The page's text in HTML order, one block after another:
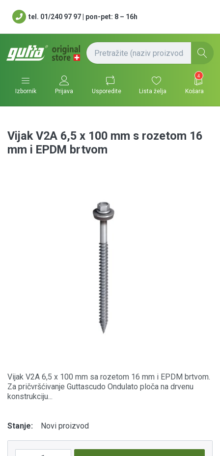
tel. 01/240 97 97 | pon-pet: 8 – 16h
Izbornik Prijava Usporedite Lista želja
4
Košara
Vijak V2A 6,5 x 100 mm s rozetom 16
mm i EPDM brtvom
Vijak V2A 6,5 x 100 mm sa rozetom 16 mm i EPDM brtvom.
Za pričvršćivanje Guttascudo Ondulato ploča na drvenu
konstrukciju...
Stanje: Novi proizvod